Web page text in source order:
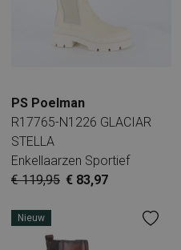
PS Poelman
R17765-N1226 GLACIAR
STELLA
Enkellaarzen Sportief
€ 119,95 € 83,97
Nieuw